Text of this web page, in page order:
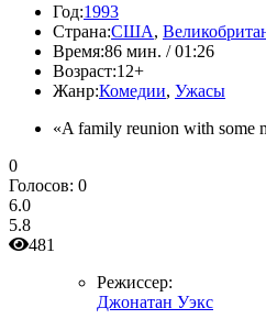
Год:1993
Страна:США,
Время:86 мин. / 01:26
Возраст:12+
Жанр:Комедии, Ужасы
«A family reunion with some
0
Голосов: 0
6.0
5.8
481
Режиссер:
Джонатан Уэкс